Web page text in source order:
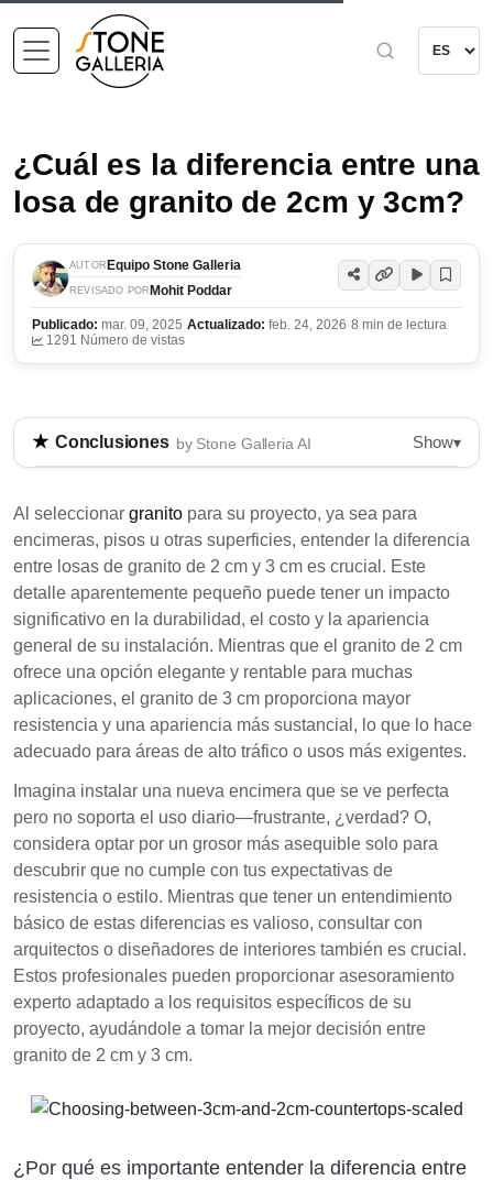
¿Cuál es la diferencia entre una
losa de granito de 2cm y 3cm?
AUTOR Equipo Stone Galleria
REVISADO POR Mohit Poddar
Publicado: mar. 09, 2025·Actualizado: feb. 24, 2026·8 min de lectura·
1291 Número de vistas
Conclusiones by Stone Galleria AI Show▾
esencial para la durabilidad del proyecto, el costo y
la estética. Mientras que el granito de 2cm es
rentable para aplicaciones menos exigentes, el
granito de 3cm ofrece mayor resistencia y una
apariencia más sustancial, adecuada para áreas de
alto tráfico. Consultar con profesionales puede
ayudar a asegurar la mejor elección para las
necesidades específicas del proyecto.
El granito de 2cm es más ligero y económico,
adecuado para aplicaciones menos exigentes.
El granito de 3cm proporciona mayor durabilidad
y una apariencia más lujosa, ideal para áreas de
alto tráfico.
Entender el grosor del granito impacta en la
instalación, el costo y las decisiones de diseño en
general.
Seleccionar el grosor de granito adecuado es crucial
para equilibrar durabilidad, costo y atractivo estético
en cualquier proyecto.
Al seleccionar granito para su proyecto, ya sea para
encimeras, pisos u otras superficies, entender la diferencia
entre losas de granito de 2 cm y 3 cm es crucial. Este
detalle aparentemente pequeño puede tener un impacto
significativo en la durabilidad, el costo y la apariencia
general de su instalación. Mientras que el granito de 2 cm
ofrece una opción elegante y rentable para muchas
aplicaciones, el granito de 3 cm proporciona mayor
resistencia y una apariencia más sustancial, lo que lo hace
adecuado para áreas de alto tráfico o usos más exigentes.
Imagina instalar una nueva encimera que se ve perfecta
pero no soporta el uso diario—frustrante, ¿verdad? O,
considera optar por un grosor más asequible solo para
descubrir que no cumple con tus expectativas de
resistencia o estilo. Mientras que tener un entendimiento
básico de estas diferencias es valioso, consultar con
arquitectos o diseñadores de interiores también es crucial.
Estos profesionales pueden proporcionar asesoramiento
experto adaptado a los requisitos específicos de su
proyecto, ayudándole a tomar la mejor decisión entre
granito de 2 cm y 3 cm.
¿Por qué es importante entender la diferencia entre